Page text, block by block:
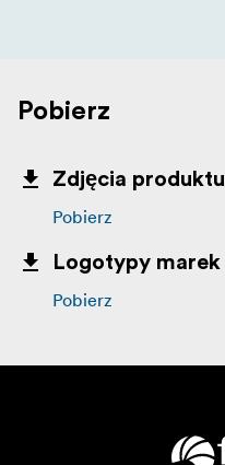
Pobierz
Zdjęcia produktu
Pobierz
Logotypy marek
Pobierz